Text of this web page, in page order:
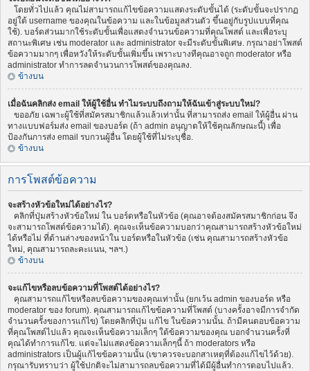
โดยทั่วไปแล้ว คุณไม่สามารถแก้ไขข้อความแสดงระดับขั้นได้ (ระดับขั้นจะปรากฏ
อยู่ใต้ username ของคุณในข้อความ และในข้อมูลส่วนตัว ขึ้นอยู่กับรูปแบบที่คุณ
ใช้). บอร์ดส่วนมากใช้ระดับขั้นเพื่อแสดงจำนวนข้อความที่คุณโพสต์ และเพื่อระบุ
สถานะพิเศษ เช่น moderator และ administrator จะมีระดับขั้นพิเศษ. กรุณาอย่าโพสต์
ข้อความมากๆ เพื่อหวังให้ระดับขั้นเพิ่มขึ้น เพราะบางทีคุณอาจถูก moderator หรือ
administrator ทำการลดจำนวนการโพสต์ของคุณลง.
ข้างบน
เมื่อฉันคลิกส่ง email ให้ผู้ใช้อื่น ทำไมระบบถึงถามให้ฉันเข้าสู่ระบบใหม่?
ขออภัย เฉพาะผู้ใช้ที่สมัครสมาชิกแล้วแล้วเท่านั้น ที่สามารถส่ง email ให้ผู้อื่น ผ่าน
ทางแบบฟอร์มส่ง email ของบอร์ด (ถ้า admin อนุญาตให้ใช้คุณลักษณะนี้) เพื่อ
ป้องกันการส่ง email รบกวนผู้อื่น โดยผู้ใช้ที่ไม่ระบุชื่อ.
ข้างบน
การโพสต์ข้อความ
จะสร้างหัวข้อใหม่ได้อย่างไร?
คลิกที่ปุ่มสร้างหัวข้อใหม่ ใน บอร์ดหรือในหัวข้อ (คุณอาจต้องสมัครสมาชิกก่อน จึง
จะสามารถโพสต์ข้อความได้). คุณจะเห็นข้อความบอกว่าคุณสามารถสร้างหัวข้อใหม่
ได้หรือไม่ ที่ด้านล่างของหน้าใน บอร์ดหรือในหัวข้อ (เช่น คุณสามารถสร้างหัวข้อ
ใหม่, คุณสามารถละคะแนน, ฯลฯ.)
ข้างบน
จะแก้ไขหรือลบข้อความที่โพสต์ได้อย่างไร?
คุณสามารถแก้ไขหรือลบข้อความของคุณเท่านั้น (ยกเว้น admin ของบอร์ด หรือ
moderator ของ forum). คุณสามารถแก้ไขข้อความที่โพสต์ (บางครั้งอาจมีการจำกัด
จำนวนครั้งของการแก้ไข) โดยคลิกที่ปุ่ม แก้ไข ในข้อความนั้น. ถ้ามีคนตอบข้อความ
ที่คุณโพสต์ไปแล้ว คุณจะเห็นข้อความเล็กๆ ใต้ข้อความของคุณ บอกจำนวนครั้งที่
คุณได้ทำการแก้ไข. แต่จะไม่แสดงข้อความเล็กๆนี้ ถ้า moderators หรือ
administrators เป็นผู้แก้ไขข้อความนั้น (เขาควรจะบอกสาเหตุที่ต้องแก้ไขไว้ด้วย).
กรุณารับทราบว่า ผู้ใช้ปกติจะไม่สามารถลบข้อความที่ได้มีผู้อื่นทำการตอบไปแล้ว.